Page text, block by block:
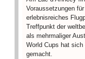
Voraussetzungen
erlebnisreiches
Treffpunkt der
als mehrmaliger
World Cups hat
gemacht.